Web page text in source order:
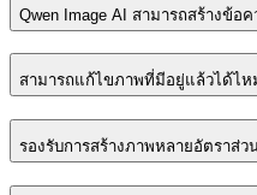
Qwen Image AI สามารถสร้างข้
สามารถแก้ไขภาพที่มีอยู่แล้วได้ไห
รองรับการสร้างภาพหลายอัตราส่